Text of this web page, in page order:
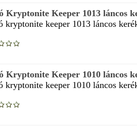
Kryptonite Keeper 1013 láncos
kryptonite keeper 1013 láncos
Kryptonite Keeper 1010 láncos
kryptonite keeper 1010 láncos